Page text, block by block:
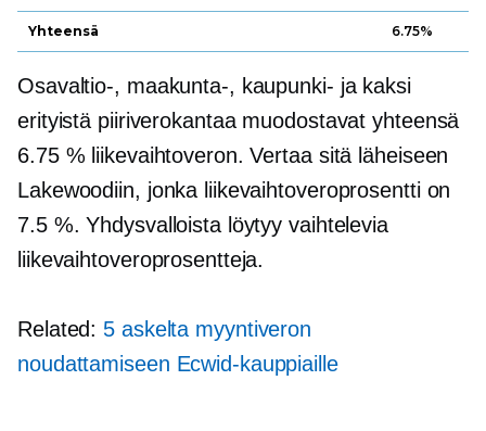
Yhteensä 6.75%
Osavaltio-, maakunta-, kaupunki- ja kaksi
erityistä piiriverokantaa muodostavat yhteensä
6.75 % liikevaihtoveron. Vertaa sitä läheiseen
Lakewoodiin, jonka liikevaihtoveroprosentti on
7.5 %. Yhdysvalloista löytyy vaihtelevia
liikevaihtoveroprosentteja.
Related: 5 askelta myyntiveron
noudattamiseen Ecwid-kauppiaille